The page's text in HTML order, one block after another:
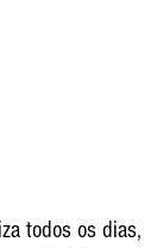
todos os dias,